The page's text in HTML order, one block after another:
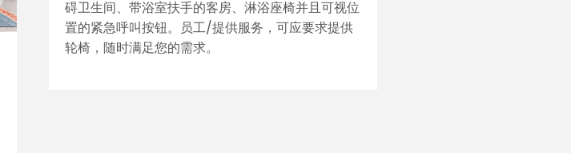
碍卫生间、带浴室扶手的客房、淋浴座椅并且可视位
置的紧急呼叫按钮。员工/提供服务，可应要求提供
轮椅，随时满足您的需求。